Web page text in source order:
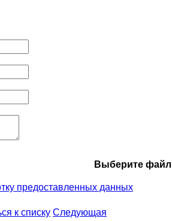
Выберите файл
предоставленных данных
к списку Следующая